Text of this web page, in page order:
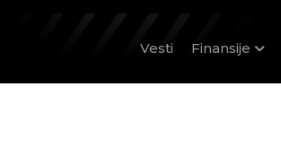
Vesti Finansije